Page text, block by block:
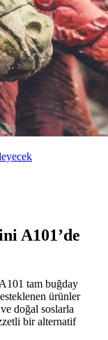
A101’de
A101 tam buğday
ürünler
doğal soslarla
bir alternatif